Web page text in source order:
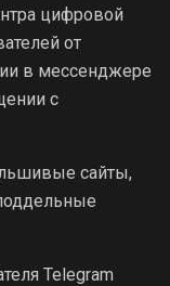
цифровой
от
в мессенджере
с
сайты,
Telegram